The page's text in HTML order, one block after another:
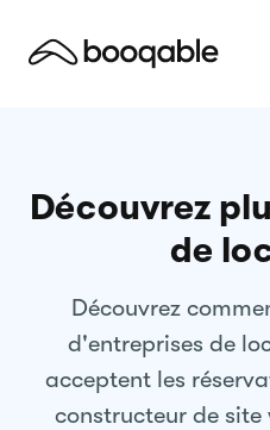
Découvrez
de
Découvrez
d'entreprises de
acceptent les
constructeur de site